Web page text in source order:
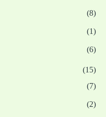
(8)
(1)
(6)
(15)
(7)
(2)